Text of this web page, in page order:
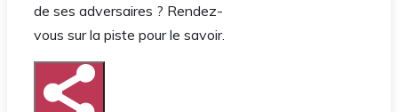
de ses adversaires ? Rendez-
vous sur la piste pour le savoir.